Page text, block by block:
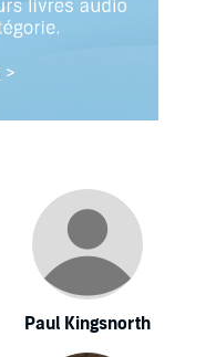
Paul Kingsnorth